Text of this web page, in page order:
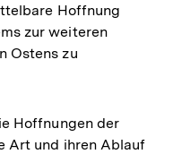
Hoffnung
zur weiteren
Ostens zu
Hoffnungen der
Art und ihren Ablauf